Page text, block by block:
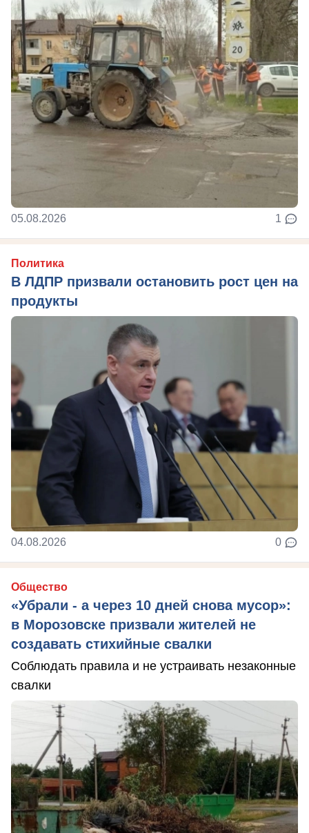
05.08.2026 1
Политика
В ЛДПР призвали остановить рост цен на
продукты
04.08.2026 0
Общество
«Убрали - а через 10 дней снова мусор»:
в Морозовске призвали жителей не
создавать стихийные свалки
Соблюдать правила и не устраивать незаконные
свалки